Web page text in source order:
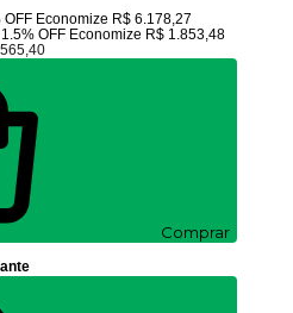
OFF Economize R$ 6.178,27
1.5% OFF Economize R$ 1.853,48
Comprar